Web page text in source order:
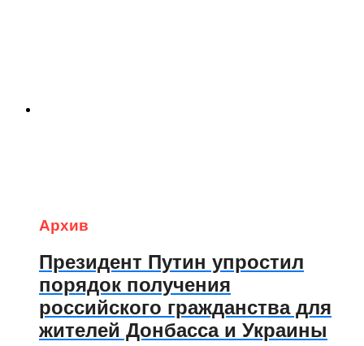
Архив
Президент Путин упростил
порядок получения
российского гражданства для
жителей Донбасса и Украины